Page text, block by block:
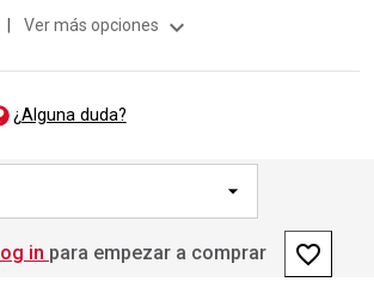
Ver más opciones expand_more
¿Alguna duda?
log in para empezar a comprar favorite_border